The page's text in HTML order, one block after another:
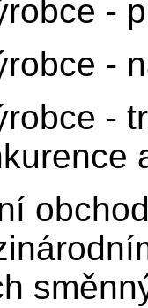
-
-
-